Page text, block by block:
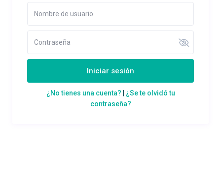
Iniciar sesión
¿No tienes una cuenta?
¿Se te olvidó tu
contraseña?